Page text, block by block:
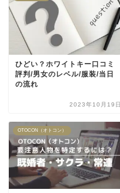
ひどい？ホワイトキー口コミ
評判/男女のレベル/服装/当日
の流れ
2023年10月19日
OTOCON（オトコン）